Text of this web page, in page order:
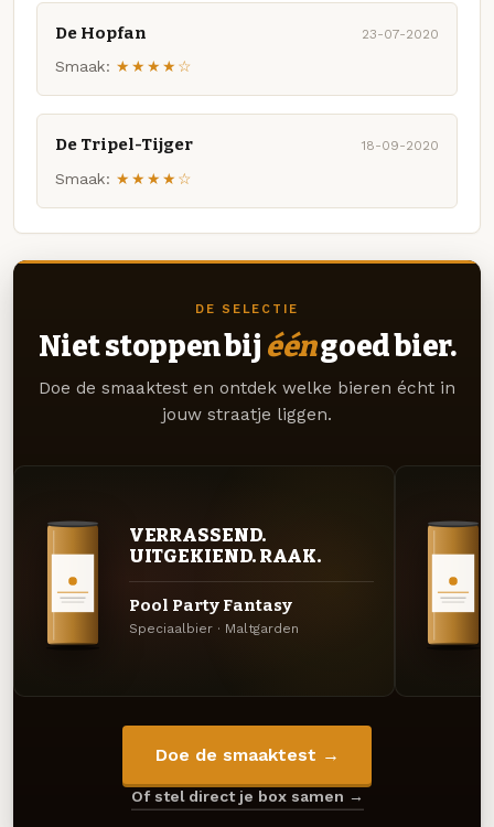
De Hopfan 23-07-2020
Smaak: ★★★★☆
De Tripel-Tijger 18-09-2020
Smaak: ★★★★☆
DE SELECTIE
Niet stoppen bij ééngoed bier.
Doe de smaaktest en ontdek welke bieren écht in
jouw straatje liggen.
VERRASSEND.
UITGEKIEND. RAAK.
Pool Party Fantasy
Speciaalbier · Maltgarden
Doe de smaaktest →
Of stel direct je box samen →